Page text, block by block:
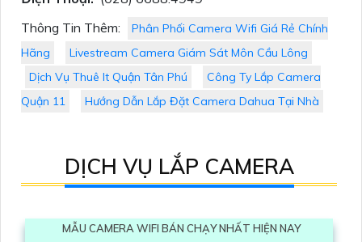
Thông Tin Thêm:
Phân Phối Camera Wifi Giá Rẻ Chính
Hãng
Livestream Camera Giám Sát Môn Cầu Lông
Dịch Vụ Thuê It Quận Tân Phú
Công Ty Lắp Camera
Quận 11
Hướng Dẫn Lắp Đặt Camera Dahua Tại Nhà
DỊCH VỤ LẮP CAMERA
MẪU CAMERA WIFI BÁN CHẠY NHẤT HIỆN NAY